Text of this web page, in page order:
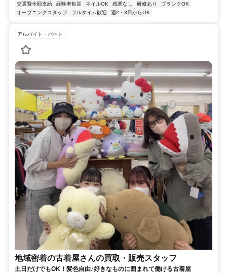
交通費全額支給
経験者歓迎 ネイルOK 残業なし 研修あり
ブランクOK
オープニングスタッフ
フルタイム歓迎 週2・3日からOK
アルバイト・パート
地域密着の古着屋さんの買取・販売スタッフ
土日だけでもOK！髪色自由♪好きなものに囲まれて働ける古着屋